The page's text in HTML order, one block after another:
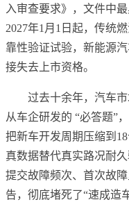
入审查要求》，文件中
2027年1月1日起，传统
靠性验证试验，新能源
接失去上市资格。
过去十余年，汽车
从车企研发的 “必答题”
把新车开发周期压缩到
真数据替代真实路况耐
提交故障频次、首次故
告，彻底堵死了“速成造